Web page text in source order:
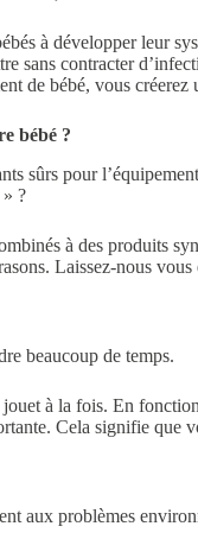
à développer leur
sans contracter
de bébé, vous
bébé ?
sûrs pour
?
à des produits
Laissez-nous
beaucoup de temps.
à la fois. En
Cela signifie que
aux problèmes